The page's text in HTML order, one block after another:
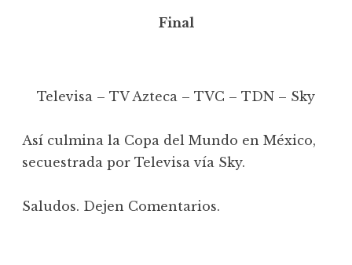
Final
Televisa – TV Azteca – TVC – TDN – Sky
Así culmina la Copa del Mundo en México,
secuestrada por Televisa vía Sky.
Saludos. Dejen Comentarios.